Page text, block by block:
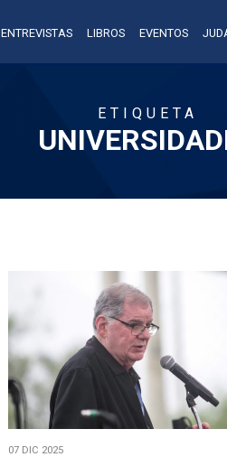
ENTREVISTAS LIBROS EVENTOS
ETIQUETA
07 DIC 2025